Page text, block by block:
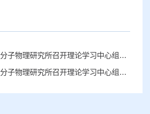
理研究所召开理论学习中心组（扩大）会议暨专题警示教育会
物理研究所召开理论学习中心组（扩大）会议